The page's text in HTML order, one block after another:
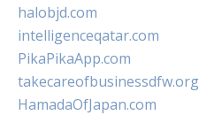
halobjd.com
intelligenceqatar.com
PikaPikaApp.com
takecareofbusinessdfw.org
HamadaOfJapan.com